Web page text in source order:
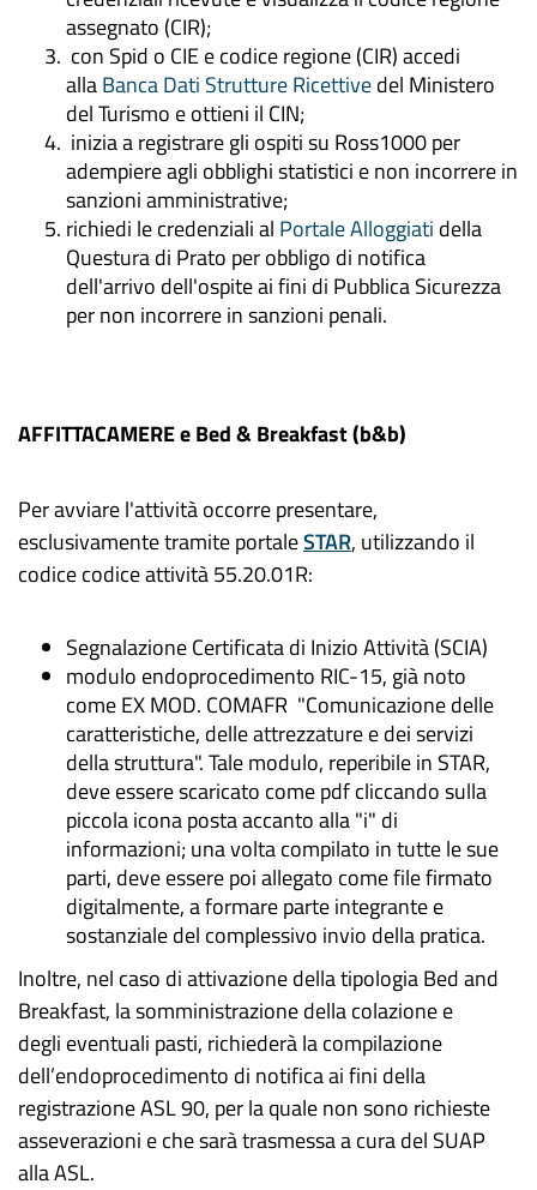
assegnato (CIR);
con Spid o CIE e codice regione (CIR) accedi
allaBanca Dati Strutture Ricettivedel Ministero
del Turismo e ottieni il CIN;
inizia a registrare gli ospiti su Ross1000 per
adempiere agli obblighi statistici e non incorrere in
sanzioni amministrative;
richiedi le credenziali al Portale Alloggiati della
Questura di Prato per obbligo di notifica
dell'arrivo dell'ospite ai fini di Pubblica Sicurezza
per non incorrere in sanzioni penali.
AFFITTACAMERE e Bed & Breakfast (b&b)
Per avviare l'attività occorre presentare,
esclusivamente tramite portaleSTAR, utilizzando il
codice codice attività 55.20.01R:
Segnalazione Certificata di Inizio Attività (SCIA)
modulo endoprocedimento RIC-15, già noto
come EX MOD. COMAFR "Comunicazione delle
caratteristiche, delle attrezzature e dei servizi
della struttura". Tale modulo, reperibile in STAR,
deve essere scaricato come pdf cliccando sulla
piccola icona posta accanto alla "i" di
informazioni; una volta compilato in tutte le sue
parti, deve essere poi allegato come file firmato
digitalmente, a formare parte integrante e
sostanziale del complessivo invio della pratica.
Inoltre, nel caso di attivazione della tipologia Bed and
Breakfast, la somministrazione della colazione e
degli eventuali pasti, richiederà la compilazione
dell’endoprocedimento di notifica ai fini della
registrazione ASL 90, per la quale non sono richieste
asseverazioni e che sarà trasmessa a cura del SUAP
alla ASL.